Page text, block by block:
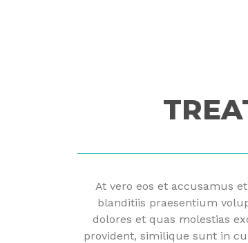
At vero eos et accusamus
blanditiis praesentium
dolores et quas molestias
provident, similique sunt in